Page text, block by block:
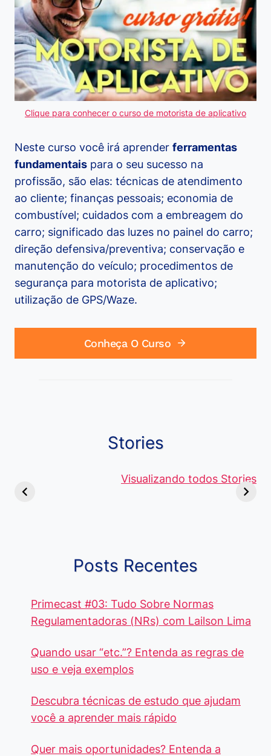
Clique para conhecer o curso de motorista de aplicativo
Neste curso você irá aprender ferramentas
fundamentais para o seu sucesso na
profissão, são elas: técnicas de atendimento
ao cliente; finanças pessoais; economia de
combustível; cuidados com a embreagem do
carro; significado das luzes no painel do carro;
direção defensiva/preventiva; conservação e
manutenção do veículo; procedimentos de
segurança para motorista de aplicativo;
utilização de GPS/Waze.
Conheça O Curso
Stories
Visualizando todos Stories
Diferença e
de 5 Centavos
Curso de
Pacote
Posts Recentes
Primecast #03: Tudo Sobre Normas
Regulamentadoras (NRs) com Lailson Lima
Quando usar “etc.”? Entenda as regras de
uso e veja exemplos
Descubra técnicas de estudo que ajudam
você a aprender mais rápido
Quer mais oportunidades? Entenda a